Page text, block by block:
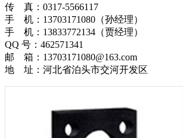
传 真：0317-5566117
手 机：13703171080（孙经理）
手 机：13833772134（贾经理）
QQ 号：462571341
邮 箱：13703171080@163.com
地 址：河北省泊头市交河开发区